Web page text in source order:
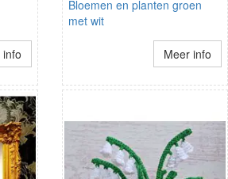
info
Bloemen en planten groen
met wit
Meer info